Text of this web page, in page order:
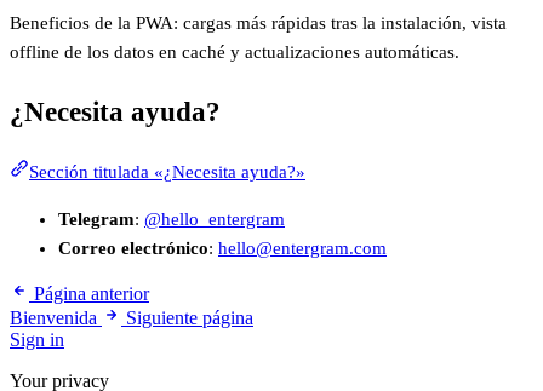
Beneficios de la PWA: cargas más rápidas tras la instalación, vista
offline de los datos en caché y actualizaciones automáticas.
¿Necesita ayuda?
Sección titulada «¿Necesita ayuda?»
Telegram: @hello_entergram
Correo electrónico: hello@entergram.com
Página anterior
Bienvenida
Siguiente página
Sign in
Your privacy